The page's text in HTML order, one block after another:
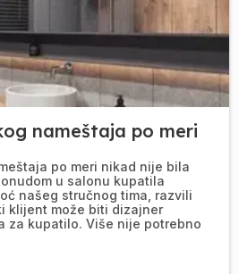
nameštaja po meri
po meri nikad nije bila
u salonu kupatila
našeg stručnog tima, razvili
klijent može biti dizajner
za kupatilo. Više nije potrebno